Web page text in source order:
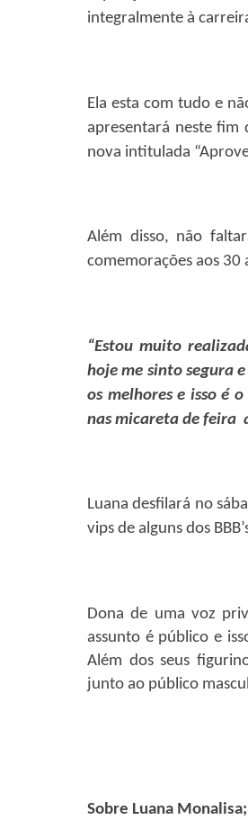
integralmente à
Ela esta com tudo e
apresentará neste fim
nova intitulada
Além disso, não
comemorações aos 30
“Estou muito
hoje me sinto segura
os melhores e isso é
nas micareta de feira
Luana desfilará no
vips de alguns dos
Dona de uma voz
assunto é público e
Além dos seus
junto ao público
Sobre Luana Monalisa;